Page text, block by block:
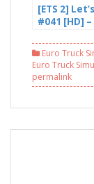
[ETS 2]
#041 [HD] –
Klappe #2
DJN003
Euro Truck
Euro Truck
permalink